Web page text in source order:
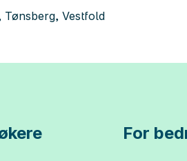
Vestfold
For